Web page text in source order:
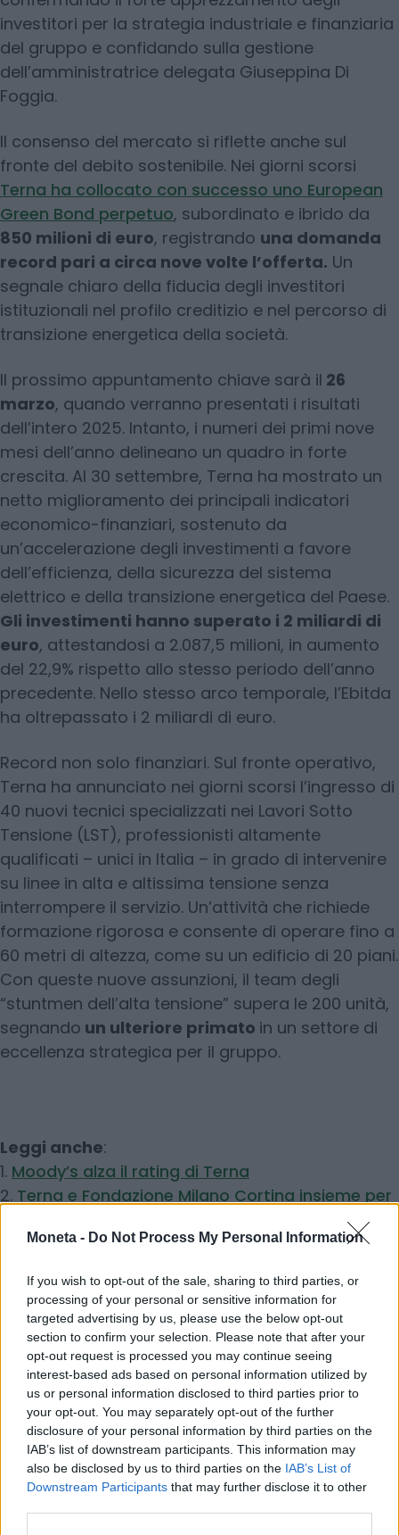
Moneta - Do Not Process My Personal Information
If you wish to opt-out of the sale, sharing to third parties, or
processing of your personal or sensitive information for
targeted advertising by us, please use the below opt-out
section to confirm your selection. Please note that after your
opt-out request is processed you may continue seeing
interest-based ads based on personal information utilized by
us or personal information disclosed to third parties prior to
your opt-out. You may separately opt-out of the further
disclosure of your personal information by third parties on the
IAB’s list of downstream participants. This information may
also be disclosed by us to third parties on the IAB’s List of
Downstream Participants that may further disclose it to other
investitori per la strategia industriale e finanziaria
del gruppo e confidando sulla gestione
dell’amministratrice delegata Giuseppina Di
Foggia.
Il consenso del mercato si riflette anche sul
fronte del debito sostenibile. Nei giorni scorsi
Terna ha collocato con successo uno European
Green Bond perpetuo, subordinato e ibrido da
850 milioni di euro, registrando una domanda
record pari a circa nove volte l’offerta. Un
segnale chiaro della fiducia degli investitori
istituzionali nel profilo creditizio e nel percorso di
transizione energetica della società.
Il prossimo appuntamento chiave sarà il 26
marzo, quando verranno presentati i risultati
dell’intero 2025. Intanto, i numeri dei primi nove
mesi dell’anno delineano un quadro in forte
crescita. Al 30 settembre, Terna ha mostrato un
netto miglioramento dei principali indicatori
economico-finanziari, sostenuto da
un’accelerazione degli investimenti a favore
dell’efficienza, della sicurezza del sistema
elettrico e della transizione energetica del Paese.
Gli investimenti hanno superato i 2 miliardi di
euro, attestandosi a 2.087,5 milioni, in aumento
del 22,9% rispetto allo stesso periodo dell’anno
precedente. Nello stesso arco temporale, l’Ebitda
ha oltrepassato i 2 miliardi di euro.
Record non solo finanziari. Sul fronte operativo,
Terna ha annunciato nei giorni scorsi l’ingresso di
40 nuovi tecnici specializzati nei Lavori Sotto
Tensione (LST), professionisti altamente
qualificati – unici in Italia – in grado di intervenire
su linee in alta e altissima tensione senza
interrompere il servizio. Un’attività che richiede
formazione rigorosa e consente di operare fino a
60 metri di altezza, come su un edificio di 20 piani.
Con queste nuove assunzioni, il team degli
“stuntmen dell’alta tensione” supera le 200 unità,
segnando un ulteriore primato in un settore di
eccellenza strategica per il gruppo.
Leggi anche:
1. Moody’s alza il rating di Terna
2. Terna e Fondazione Milano Cortina insieme per
imprese Piazza Affari Terna
Condividi
Scegli Moneta come fonte preferita